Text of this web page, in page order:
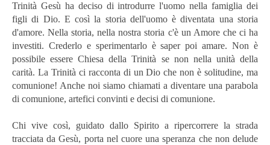
Trinità Gesù ha deciso di introdurre l'uomo nella famiglia dei
figli di Dio. E così la storia dell'uomo è diventata una storia
d'amore. Nella storia, nella nostra storia c'è un Amore che ci ha
investiti. Crederlo e sperimentarlo è saper poi amare. Non è
possibile essere Chiesa della Trinità se non nella unità della
carità. La Trinità ci racconta di un Dio che non è solitudine, ma
comunione! Anche noi siamo chiamati a diventare una parabola
di comunione, artefici convinti e decisi di comunione.
Chi vive così, guidato dallo Spirito a ripercorrere la strada
tracciata da Gesù, porta nel cuore una speranza che non delude